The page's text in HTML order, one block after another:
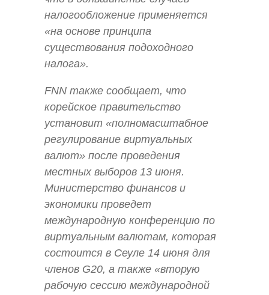
налогообложение применяется
«на основе принципа
существования подоходного
налога».
FNN также сообщает, что
корейское правительство
установит «полномасштабное
регулирование виртуальных
валют» после проведения
местных выборов 13 июня.
Министерство финансов и
экономики проведет
международную конференцию по
виртуальным валютам, которая
состоится в Сеуле 14 июня для
членов G20, а также «вторую
рабочую сессию международной